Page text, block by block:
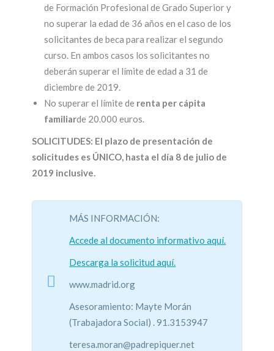
de Formación Profesional de Grado Superior y
no superar la edad de 36 años en el caso de los
solicitantes de beca para realizar el segundo
curso. En ambos casos los solicitantes no
deberán superar el límite de edad a 31 de
diciembre de 2019.
No superar el límite de renta per cápita
familiarde 20.000 euros.
SOLICITUDES: El plazo de presentación de
solicitudes es ÚNICO, hasta el día 8 de julio de
2019 inclusive.
MÁS INFORMACIÓN:
Accede al documento informativo aquí.
Descarga la solicitud aquí.
www.madrid.org
Asesoramiento: Mayte Morán
(Trabajadora Social) . 91.3153947
teresa.moran@padrepiquer.net